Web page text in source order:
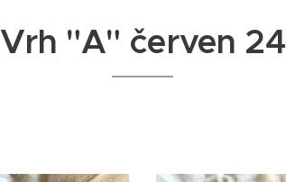
Vrh "A" červen 24